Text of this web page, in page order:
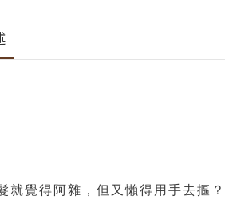
就覺得阿雜，但又懶得用手去摳？